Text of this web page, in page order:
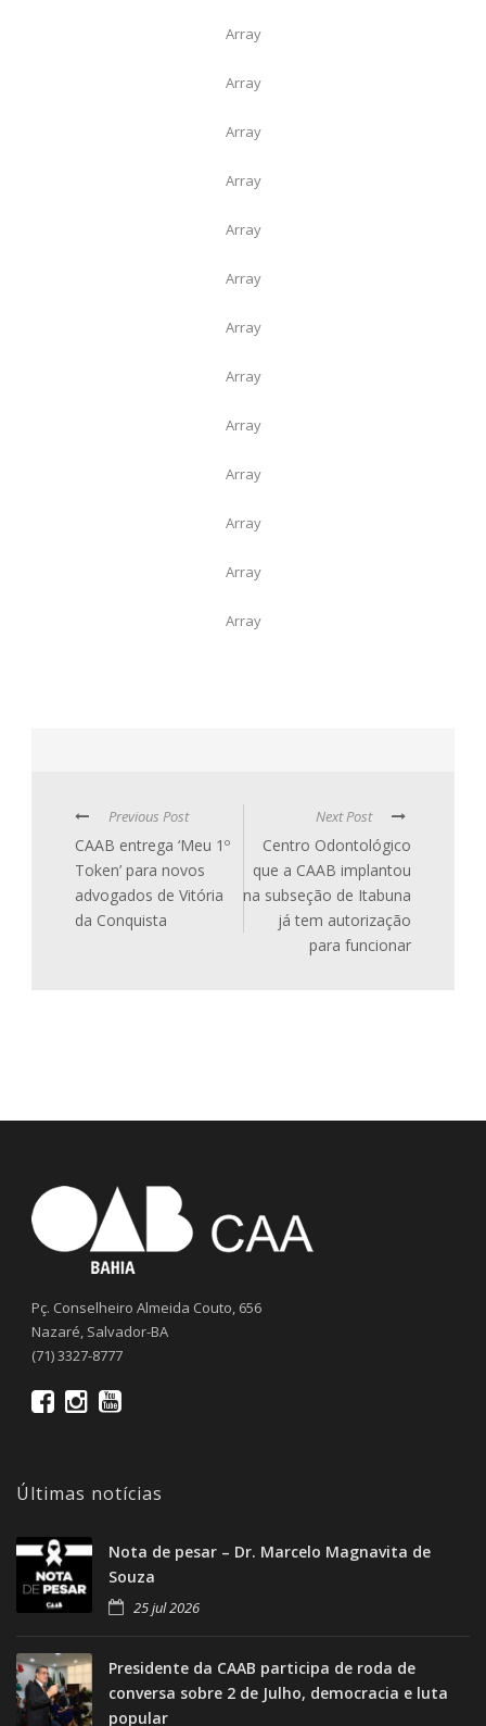
Array
Array
Array
Array
Array
Array
Array
Array
Array
Array
Array
Array
Array
Previous Post
CAAB entrega ‘Meu 1º
Token’ para novos
advogados de Vitória
da Conquista
Next Post
Centro Odontológico
que a CAAB implantou
na subseção de Itabuna
já tem autorização
para funcionar
Pç. Conselheiro Almeida Couto, 656
Nazaré, Salvador-BA
(71) 3327-8777
Últimas notícias
Nota de pesar – Dr. Marcelo Magnavita de
Souza
25 jul 2026
Presidente da CAAB participa de roda de
conversa sobre 2 de Julho, democracia e luta
popular